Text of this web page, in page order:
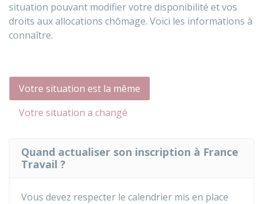
situation pouvant modifier votre disponibilité et vos
droits aux allocations chômage. Voici les informations à
connaître.
Votre situation est la même
Votre situation a changé
Quand actualiser son inscription à France
Travail ?
Vous devez respecter le calendrier mis en place